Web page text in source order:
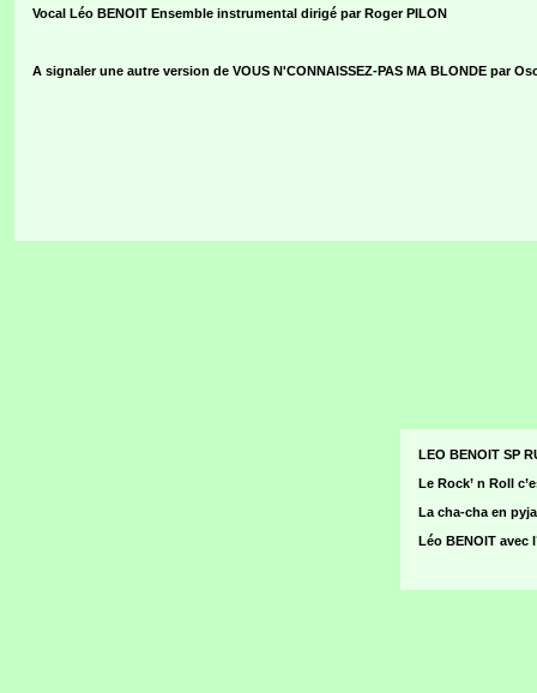
LEO BENOIT SP
Le Rock’ n Roll
La cha-cha en
Léo BENOIT avec
Vocal Léo BENOIT Ensemble instrumental dirigé par Roger PILON
A signaler une autre version de VOUS N'CONNAISSEZ-PAS MA BLONDE par